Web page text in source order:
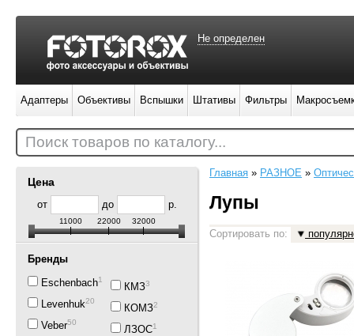
Цена
от до р.
11000 22000 32000
Бренды
Eschenbach13
Levenhuk20
Veber50
КМЗ3
КОМЗ2
ЛЗОС1
Главная » РАЗНОЕ »
Лупы
Сортировать по:
Не определен
Адаптеры Объективы Вспышки Штативы Фильтры
Поиск товаров по каталогу...